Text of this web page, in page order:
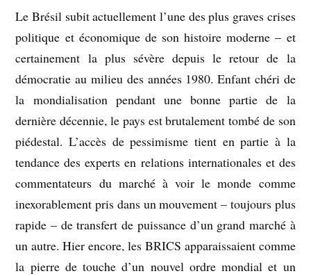
Le Brésil subit actuellement l’une des plus graves crises
politique et économique de son histoire moderne – et
certainement la plus sévère depuis le retour de la
démocratie au milieu des années 1980. Enfant chéri de
la mondialisation pendant une bonne partie de la
dernière décennie, le pays est brutalement tombé de son
piédestal. L’accès de pessimisme tient en partie à la
tendance des experts en relations internationales et des
commentateurs du marché à voir le monde comme
inexorablement pris dans un mouvement – toujours plus
rapide – de transfert de puissance d’un grand marché à
un autre. Hier encore, les BRICS apparaissaient comme
la pierre de touche d’un nouvel ordre mondial et un